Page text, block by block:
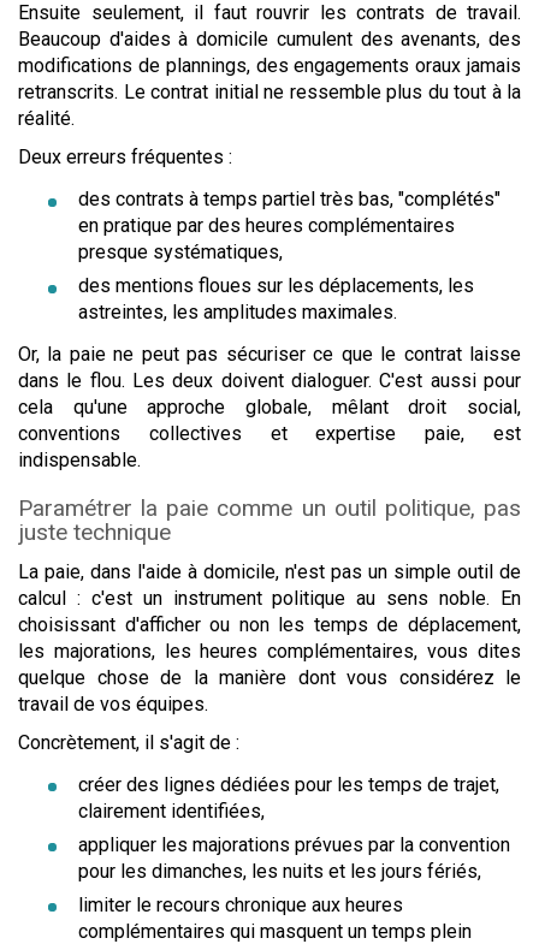
Ensuite seulement, il faut rouvrir les contrats de travail.
Beaucoup d'aides à domicile cumulent des avenants, des
modifications de plannings, des engagements oraux jamais
retranscrits. Le contrat initial ne ressemble plus du tout à la
réalité.
Deux erreurs fréquentes :
des contrats à temps partiel très bas, "complétés"
en pratique par des heures complémentaires
presque systématiques,
des mentions floues sur les déplacements, les
astreintes, les amplitudes maximales.
Or, la paie ne peut pas sécuriser ce que le contrat laisse
dans le flou. Les deux doivent dialoguer. C'est aussi pour
cela qu'une approche globale, mêlant droit social,
conventions collectives et expertise paie, est
indispensable.
Paramétrer la paie comme un outil politique, pas
juste technique
La paie, dans l'aide à domicile, n'est pas un simple outil de
calcul : c'est un instrument politique au sens noble. En
choisissant d'afficher ou non les temps de déplacement,
les majorations, les heures complémentaires, vous dites
quelque chose de la manière dont vous considérez le
travail de vos équipes.
Concrètement, il s'agit de :
créer des lignes dédiées pour les temps de trajet,
clairement identifiées,
appliquer les majorations prévues par la convention
pour les dimanches, les nuits et les jours fériés,
limiter le recours chronique aux heures
complémentaires qui masquent un temps plein